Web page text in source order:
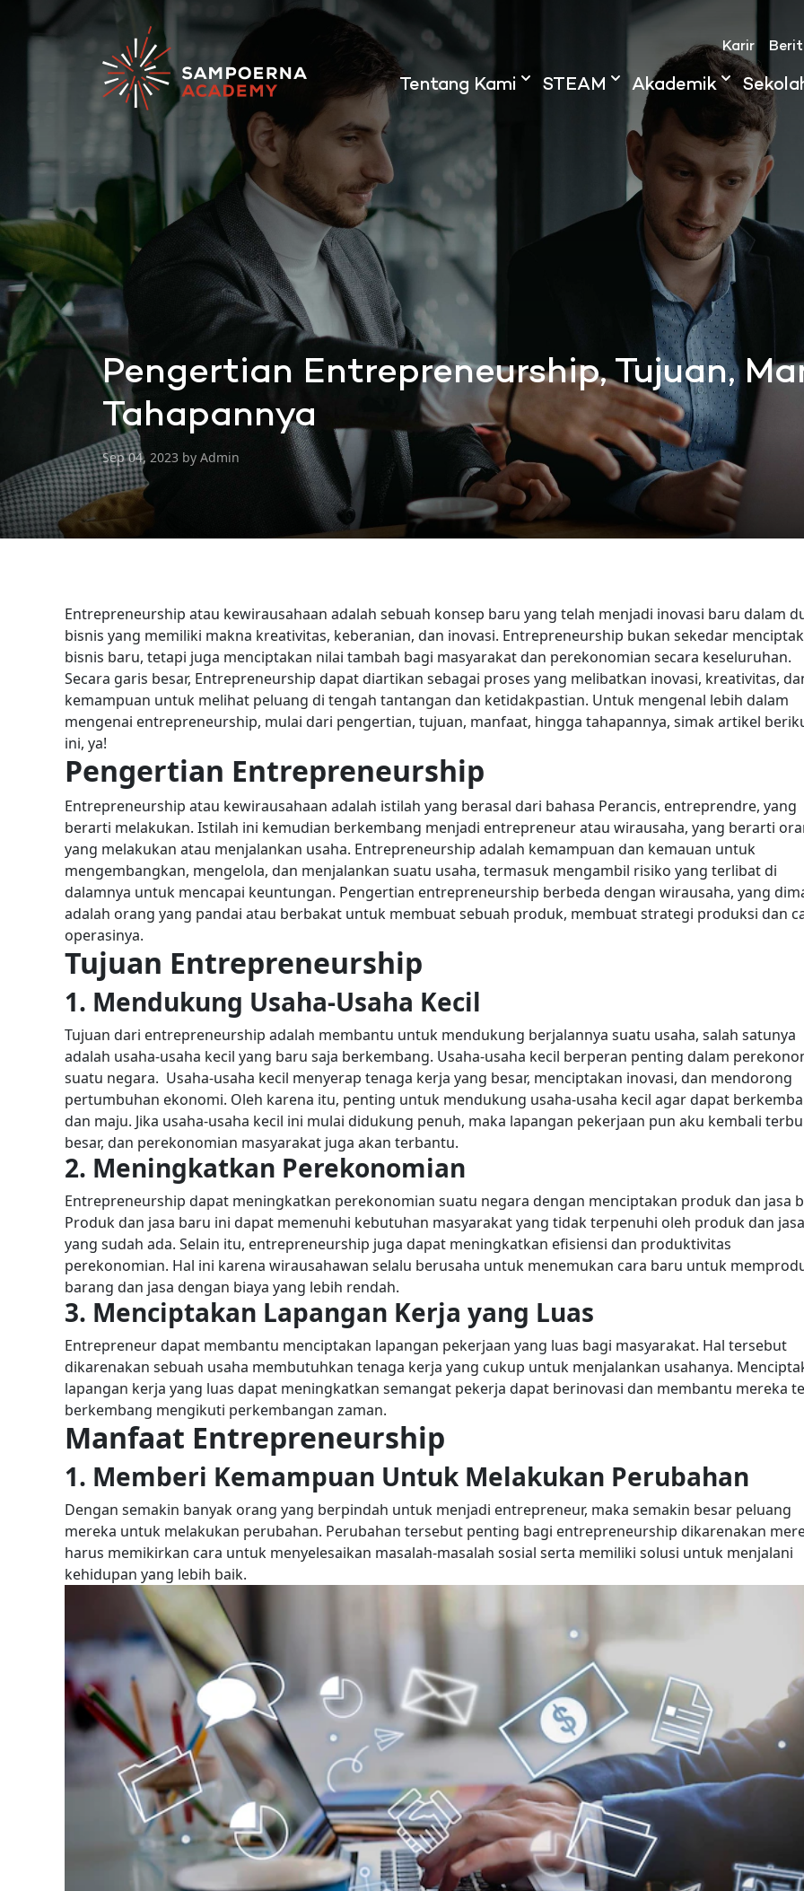
Karir
Tentang Kami STEAM Akademik
Pengertian Entrepreneurship, Tujuan,
Tahapannya
Sep 04, 2023 by Admin
Entrepreneurship atau kewirausahaan adalah sebuah konsep baru yang telah menjadi inovasi baru dalam
bisnis yang memiliki makna kreativitas, keberanian, dan inovasi. Entrepreneurship bukan sekedar
bisnis baru, tetapi juga menciptakan nilai tambah bagi masyarakat dan perekonomian secara keseluruhan.
Secara garis besar, Entrepreneurship dapat diartikan sebagai proses yang melibatkan inovasi, kreativitas,
kemampuan untuk melihat peluang di tengah tantangan dan ketidakpastian. Untuk mengenal lebih dalam
mengenai entrepreneurship, mulai dari pengertian, tujuan, manfaat, hingga tahapannya, simak artikel
ini, ya!
Pengertian Entrepreneurship
Entrepreneurship atau kewirausahaan adalah istilah yang berasal dari bahasa Perancis, entreprendre, yang
berarti melakukan. Istilah ini kemudian berkembang menjadi entrepreneur atau wirausaha, yang berarti
yang melakukan atau menjalankan usaha. Entrepreneurship adalah kemampuan dan kemauan untuk
mengembangkan, mengelola, dan menjalankan suatu usaha, termasuk mengambil risiko yang terlibat di
dalamnya untuk mencapai keuntungan. Pengertian entrepreneurship berbeda dengan wirausaha, yang
adalah orang yang pandai atau berbakat untuk membuat sebuah produk, membuat strategi produksi dan
operasinya.
Tujuan Entrepreneurship
1. Mendukung Usaha-Usaha Kecil
Tujuan dari entrepreneurship adalah membantu untuk mendukung berjalannya suatu usaha, salah satunya
adalah usaha-usaha kecil yang baru saja berkembang. Usaha-usaha kecil berperan penting dalam
suatu negara. Usaha-usaha kecil menyerap tenaga kerja yang besar, menciptakan inovasi, dan mendorong
pertumbuhan ekonomi. Oleh karena itu, penting untuk mendukung usaha-usaha kecil agar dapat
dan maju. Jika usaha-usaha kecil ini mulai didukung penuh, maka lapangan pekerjaan pun aku kembali
besar, dan perekonomian masyarakat juga akan terbantu.
2. Meningkatkan Perekonomian
Entrepreneurship dapat meningkatkan perekonomian suatu negara dengan menciptakan produk dan jasa
Produk dan jasa baru ini dapat memenuhi kebutuhan masyarakat yang tidak terpenuhi oleh produk dan jasa
yang sudah ada. Selain itu, entrepreneurship juga dapat meningkatkan efisiensi dan produktivitas
perekonomian. Hal ini karena wirausahawan selalu berusaha untuk menemukan cara baru untuk
barang dan jasa dengan biaya yang lebih rendah.
3. Menciptakan Lapangan Kerja yang Luas
Entrepreneur dapat membantu menciptakan lapangan pekerjaan yang luas bagi masyarakat. Hal tersebut
dikarenakan sebuah usaha membutuhkan tenaga kerja yang cukup untuk menjalankan usahanya.
lapangan kerja yang luas dapat meningkatkan semangat pekerja dapat berinovasi dan membantu mereka
berkembang mengikuti perkembangan zaman.
Manfaat Entrepreneurship
1. Memberi Kemampuan Untuk Melakukan Perubahan
Dengan semakin banyak orang yang berpindah untuk menjadi entrepreneur, maka semakin besar peluang
mereka untuk melakukan perubahan. Perubahan tersebut penting bagi entrepreneurship dikarenakan
harus memikirkan cara untuk menyelesaikan masalah-masalah sosial serta memiliki solusi untuk menjalani
kehidupan yang lebih baik.